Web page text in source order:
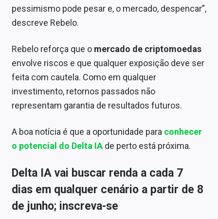
pessimismo pode pesar e, o mercado, despencar”,
descreve Rebelo.
Rebelo reforça que o mercado de criptomoedas
envolve riscos e que qualquer exposição deve ser
feita com cautela. Como em qualquer
investimento, retornos passados não
representam garantia de resultados futuros.
A boa notícia é que a oportunidade para conhecer
o potencial do Delta IA de perto está próxima.
Delta IA vai buscar renda a cada 7
dias em qualquer cenário a partir de 8
de junho; inscreva-se